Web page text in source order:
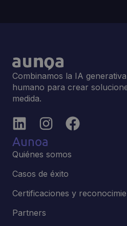
Combinamos la IA
humano para crear
medida.
Aunoa
Quiénes somos
Casos de éxito
Certificaciones y
Partners